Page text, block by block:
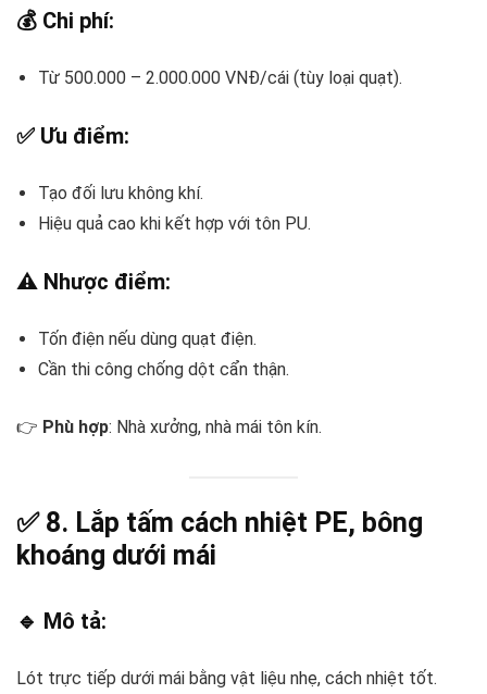
💰 Chi phí:
Từ 500.000 – 2.000.000 VNĐ/cái (tùy loại quạt).
✅ Ưu điểm:
Tạo đối lưu không khí.
Hiệu quả cao khi kết hợp với tôn PU.
⚠️ Nhược điểm:
Tốn điện nếu dùng quạt điện.
Cần thi công chống dột cẩn thận.
👉 Phù hợp: Nhà xưởng, nhà mái tôn kín.
✅ 8. Lắp tấm cách nhiệt PE, bông
khoáng dưới mái
🔹 Mô tả:
Lót trực tiếp dưới mái bằng vật liệu nhẹ, cách nhiệt tốt.